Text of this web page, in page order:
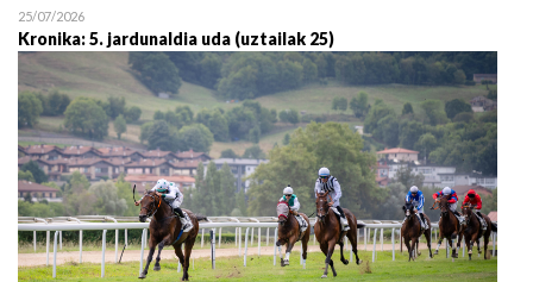
25/07/2026
Kronika: 5. jardunaldia uda (uztailak 25)